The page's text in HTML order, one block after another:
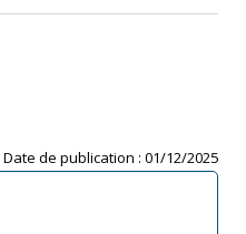
Date de publication :01/12/2025